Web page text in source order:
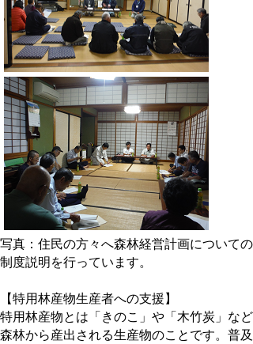
写真：住民の方々へ森林経営計画についての
制度説明を行っています。
【特用林産物生産者への支援】
特用林産物とは「きのこ」や「木竹炭」など
森林から産出される生産物のことです。普及